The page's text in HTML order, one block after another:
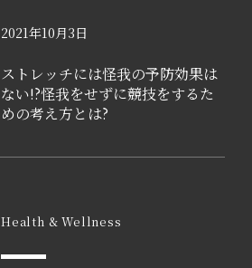
2021年10月3日
ストレッチには怪我の予防効果は
ない!?怪我をせずに競技をするた
めの考え方とは?
Health & Wellness